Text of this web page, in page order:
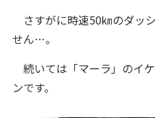
さすがに時速50㎞のダッ
せん…。
続いては「マーラ」のイ
ンです。